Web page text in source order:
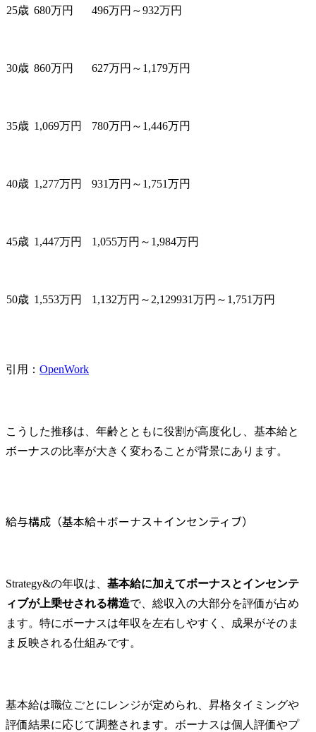
25歳 680万円 496万円～932万円
30歳 860万円 627万円～1,179万円
35歳 1,069万円 780万円～1,446万円
40歳 1,277万円 931万円～1,751万円
45歳 1,447万円 1,055万円～1,984万円
50歳 1,553万円 1,132万円～2,129931万円～1,751万円
引用： OpenWork
こうした推移は、年齢とともに役割が高度化し、基本給と
ボーナスの比率が大きく変わることが背景にあります。
給与構成（基本給＋ボーナス＋インセンティブ）
Strategy&の年収は、 基本給に加えてボーナスとインセンテ
ィブが上乗せされる構造で、総収入の大部分を評価が占め
ます。特にボーナスは年収を左右しやすく、成果がそのま
ま反映される仕組みです。
基本給は職位ごとにレンジが定められ、昇格タイミングや
評価結果に応じて調整されます。ボーナスは個人評価やプ